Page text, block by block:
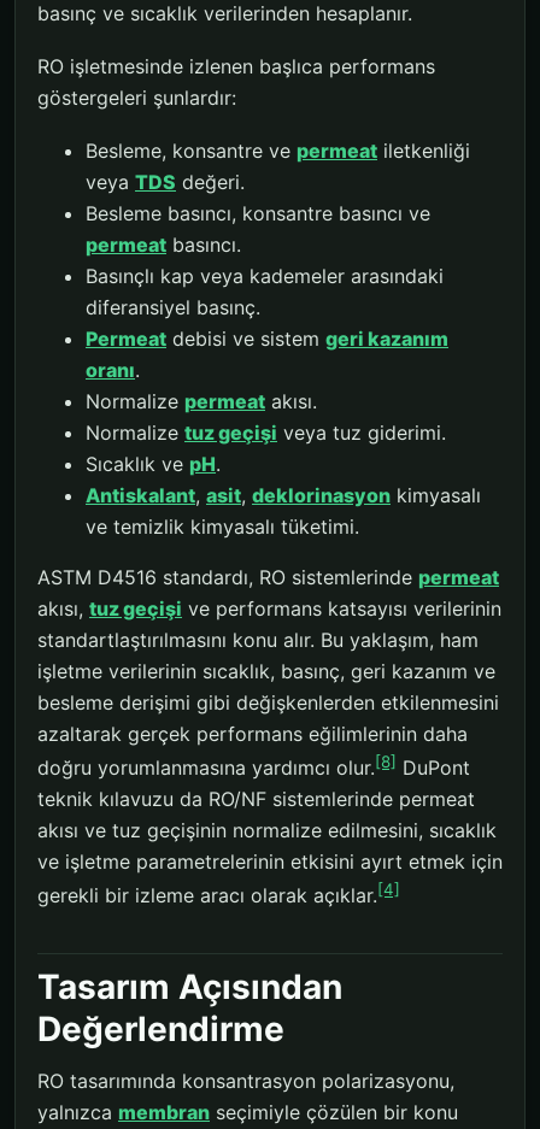
basınç ve sıcaklık verilerinden hesaplanır.
RO işletmesinde izlenen başlıca performans
göstergeleri şunlardır:
Besleme, konsantre ve permeat iletkenliği
veya TDS değeri.
Besleme basıncı, konsantre basıncı ve
permeat basıncı.
Basınçlı kap veya kademeler arasındaki
diferansiyel basınç.
Permeat debisi ve sistem geri kazanım
oranı.
Normalize permeat akısı.
Normalize tuz geçişi veya tuz giderimi.
Sıcaklık ve pH.
Antiskalant, asit, deklorinasyon kimyasalı
ve temizlik kimyasalı tüketimi.
ASTM D4516 standardı, RO sistemlerinde permeat
akısı, tuz geçişi ve performans katsayısı verilerinin
standartlaştırılmasını konu alır. Bu yaklaşım, ham
işletme verilerinin sıcaklık, basınç, geri kazanım ve
besleme derişimi gibi değişkenlerden etkilenmesini
azaltarak gerçek performans eğilimlerinin daha
doğru yorumlanmasına yardımcı olur.[8] DuPont
teknik kılavuzu da RO/NF sistemlerinde permeat
akısı ve tuz geçişinin normalize edilmesini, sıcaklık
ve işletme parametrelerinin etkisini ayırt etmek için
gerekli bir izleme aracı olarak açıklar.[4]
Tasarım Açısından
Değerlendirme
RO tasarımında konsantrasyon polarizasyonu,
yalnızca membran seçimiyle çözülen bir konu